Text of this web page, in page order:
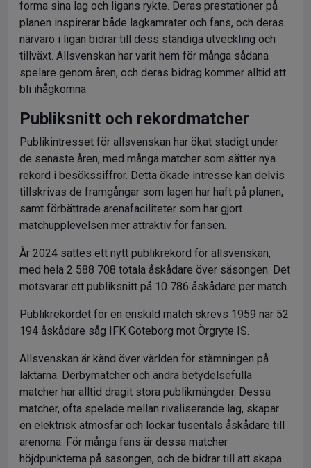
forma sina lag och ligans rykte. Deras prestationer på
planen inspirerar både lagkamrater och fans, och deras
närvaro i ligan bidrar till dess ständiga utveckling och
tillväxt. Allsvenskan har varit hem för många sådana
spelare genom åren, och deras bidrag kommer alltid att
bli ihågkomna.
Publiksnitt och rekordmatcher
Publikintresset för allsvenskan har ökat stadigt under
de senaste åren, med många matcher som sätter nya
rekord i besökssiffror. Detta ökade intresse kan delvis
tillskrivas de framgångar som lagen har haft på planen,
samt förbättrade arenafaciliteter som har gjort
matchupplevelsen mer attraktiv för fansen.
År 2024 sattes ett nytt publikrekord för allsvenskan,
med hela 2 588 708 totala åskådare över säsongen. Det
motsvarar ett publiksnitt på 10 786 åskådare per match.
Publikrekordet för en enskild match skrevs 1959 när 52
194 åskådare såg IFK Göteborg mot Örgryte IS.
Allsvenskan är känd över världen för stämningen på
läktarna. Derbymatcher och andra betydelsefulla
matcher har alltid dragit stora publikmängder. Dessa
matcher, ofta spelade mellan rivaliserande lag, skapar
en elektrisk atmosfär och lockar tusentals åskådare till
arenorna. För många fans är dessa matcher
höjdpunkterna på säsongen, och de bidrar till att skapa